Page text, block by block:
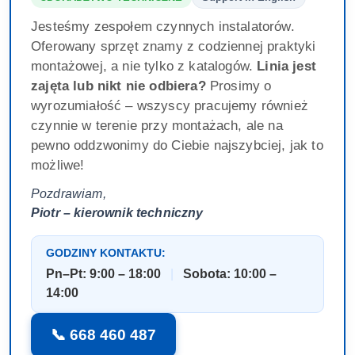
Jesteśmy zespołem czynnych instalatorów.
Oferowany sprzęt znamy z codziennej praktyki
montażowej, a nie tylko z katalogów. Linia jest
zajęta lub nikt nie odbiera?Prosimy o
wyrozumiałość – wszyscy pracujemy również
czynnie w terenie przy montażach, ale na
pewno oddzwonimy do Ciebie najszybciej, jak to
możliwe!
Pozdrawiam,
Piotr – kierownik techniczny
GODZINY KONTAKTU:
Pn–Pt: 9:00 – 18:00
Sobota: 10:00 –
14:00
📞 668 460 487